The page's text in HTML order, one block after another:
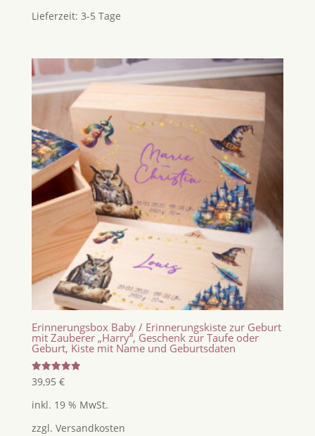
Lieferzeit: 3-5 Tage
Erinnerungsbox Baby / Erinnerungskiste zur Geburt
mit Zauberer „Harry“, Geschenk zur Taufe oder
Geburt, Kiste mit Name und Geburtsdaten
Bewertet
mit
von 5
39,95 €
inkl. 19 % MwSt.
zzgl. Versandkosten